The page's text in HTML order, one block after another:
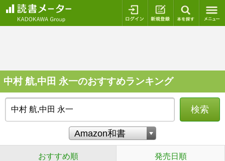
ログイン 新規登録
中村 航,中田 永一のおすすめランキング
検索
おすすめ順 発売日順